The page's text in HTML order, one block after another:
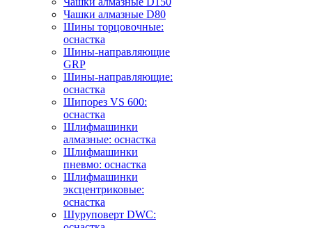
Чашки алмазные D80
Шины торцовочные:
оснастка
Шины-направляющие
GRP
Шины-направляющие:
оснастка
Шипорез VS 600:
оснастка
Шлифмашинки
алмазные: оснастка
Шлифмашинки
пневмо: оснастка
Шлифмашинки
эксцентриковые:
оснастка
Шуруповерт DWC: